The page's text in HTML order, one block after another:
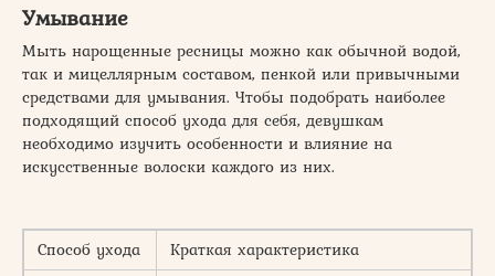
Умывание
Мыть нарощенные ресницы можно как обычной водой,
так и мицеллярным составом, пенкой или привычными
средствами для умывания. Чтобы подобрать наиболее
подходящий способ ухода для себя, девушкам
необходимо изучить особенности и влияние на
искусственные волоски каждого из них.
Способ ухода Краткая характеристика